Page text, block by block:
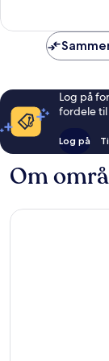
anmeldelser
Log på
fordele til
Log på
Om